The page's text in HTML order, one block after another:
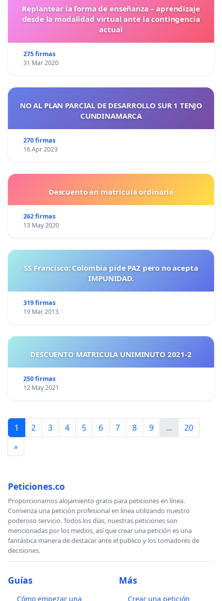
Replantear la forma de enseñanza – aprendizaje
desde la modalidad virtual ante la contingencia
actual
275 firmas
31 Mar 2020
NO AL PLAN PARCIAL DE DESARROLLO SUR 1 TENJO
CUNDINAMARCA
270 firmas
16 Apr 2023
Descuento en matricula ordinaria
262 firmas
13 May 2020
SS Francisco: Colombia pide PAZ pero no acepta
IMPUNIDAD.
319 firmas
19 Mar 2013
DESCUENTO MATRICULA UNIMINUTO 2021-2
250 firmas
12 May 2021
1 2 3 4 5 6 7 8 9 ...
20
»
Peticiones.co
Proporcionamos alojamiento gratis para peticiones en línea.
Comienza una petición profesional en línea utilizando nuestro
poderoso servicio. Todos los días, nuestras peticiones son
mencionadas por los medios, así que crear una petición es una
fantástica manera de destacar ante el publico y los tomadores de
decisiones.
Guías
Cómo empezar una
Más
Crear una petición